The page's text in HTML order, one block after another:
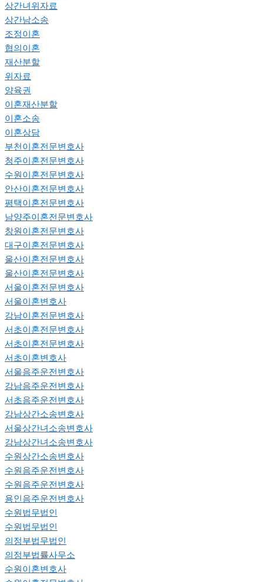
상간녀위자료
상간남소송
조정이혼
협의이혼
재산분할
위자료
양육권
이혼재산분할
이혼소송
이혼상담
부천이혼전문변호사
청주이혼전문변호사
수원이혼전문변호사
안산이혼전문변호사
평택이혼전문변호사
남양주이혼전문변호사
창원이혼전문변호사
대구이혼전문변호사
울산이혼전문변호사
울산이혼전문변호사
서울이혼전문변호사
서울이혼변호사
강남이혼전문변호사
서초이혼전문변호사
서초이혼전문변호사
서초이혼변호사
서울음주운전변호사
강남음주운전변호사
서초음주운전변호사
강남상간소송변호사
서울상간녀소송변호사
강남상간녀소송변호사
수원상간소송변호사
수원음주운전변호사
수원음주운전변호사
용인음주운전변호사
수원법무법인
수원법무법인
의정부법무법인
의정부법률사무소
수원이혼변호사